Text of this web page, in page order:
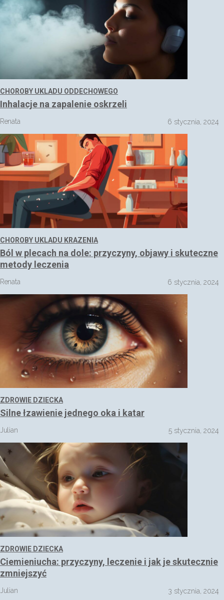
CHOROBY UKLADU ODDECHOWEGO
Inhalacje na zapalenie oskrzeli
Renata 6 stycznia, 2024
CHOROBY UKLADU KRAZENIA
Ból w plecach na dole: przyczyny, objawy i skuteczne
metody leczenia
Renata 6 stycznia, 2024
ZDROWIE DZIECKA
Silne łzawienie jednego oka i katar
Julian 5 stycznia, 2024
ZDROWIE DZIECKA
Ciemieniucha: przyczyny, leczenie i jak je skutecznie
zmniejszyć
Julian 3 stycznia, 2024